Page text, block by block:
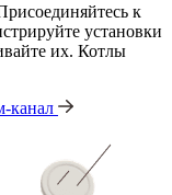
к
установки
их. Котлы
канал